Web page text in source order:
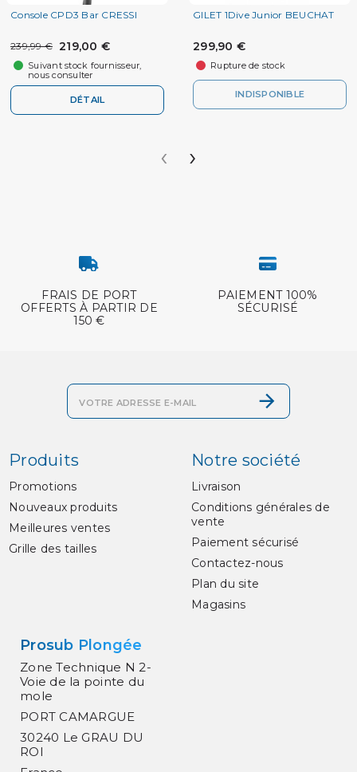
Console CPD3 Bar CRESSI
239,99 € 219,00 €
Suivant stock fournisseur,
nous consulter
DÉTAIL
GILET 1Dive Junior BEUCHAT
299,90 €
Rupture de stock
INDISPONIBLE
‹ ›
FRAIS DE PORT
OFFERTS À PARTIR DE
150 €
PAIEMENT 100%
SÉCURISÉ
Produits
Promotions
Nouveaux produits
Meilleures ventes
Grille des tailles
Notre société
Livraison
Conditions générales de
vente
Paiement sécurisé
Contactez-nous
Plan du site
Magasins
Prosub Plongée
Zone Technique N 2-
Voie de la pointe du
mole
PORT CAMARGUE
30240 Le GRAU DU
ROI